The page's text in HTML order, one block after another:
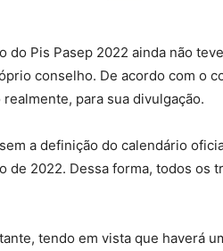
do Pis Pasep 2022 ainda não
conselho. De acordo com o
para sua divulgação.
a definição do calendário
de 2022. Dessa forma, todos os
tendo em vista que haverá